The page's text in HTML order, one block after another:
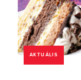
AKTUÁLIS